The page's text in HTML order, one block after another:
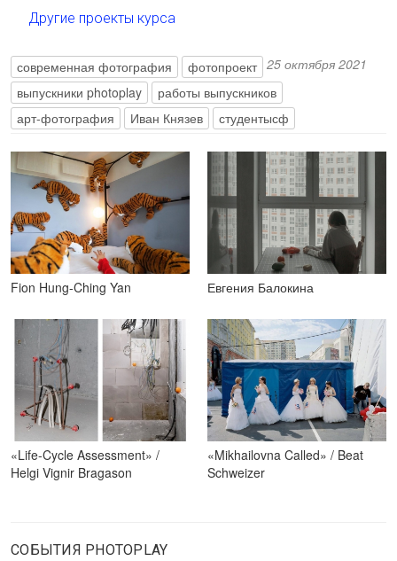
Другие проекты курса
современная фотография
фотопроект
выпускники photoplay
работы выпускников
арт-фотография
Иван Князев студентысф
25 октября 2021
Fion Hung-Ching Yan Евгения Балокина
«Life-Cycle Assessment» /
Helgi Vignir Bragason
«Mikhailovna Called» / Beat
Schweizer
СОБЫТИЯ PHOTOPLAY